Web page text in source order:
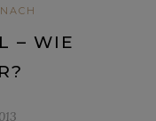
– WIE